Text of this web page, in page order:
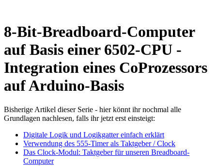
8-Bit-Breadboard-Computer
auf Basis einer 6502-CPU -
Integration eines CoProzessors
auf Arduino-Basis
Bisherige Artikel dieser Serie - hier könnt ihr nochmal alle
Grundlagen nachlesen, falls ihr jetzt erst einsteigt:
Digitale Logik und Logikgatter einfach erklärt
Verwendung des 555-Timer als Taktgeber / Clock
Das Clock-Modul: Taktgeber für unseren Breadboard-
Computer